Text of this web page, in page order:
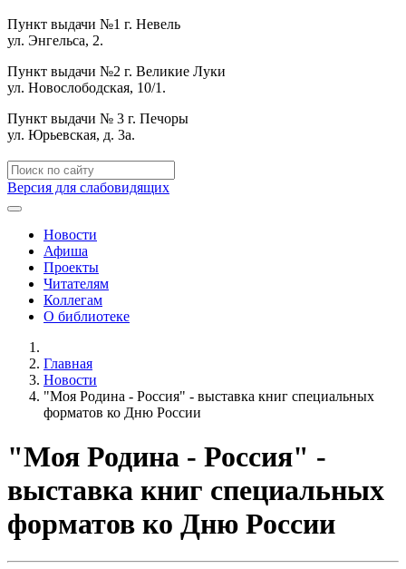
Пункт выдачи №1 г. Невель
ул. Энгельса, 2.
Пункт выдачи №2 г. Великие Луки
ул. Новослободская, 10/1.
Пункт выдачи № 3 г. Печоры
ул. Юрьевская, д. 3а.
Версия для слабовидящих
Новости
Афиша
Проекты
Читателям
Коллегам
О библиотеке
Главная
Новости
"Моя Родина - Россия" - выставка книг специальных
форматов ко Дню России
"Моя Родина - Россия" -
выставка книг специальных
форматов ко Дню России